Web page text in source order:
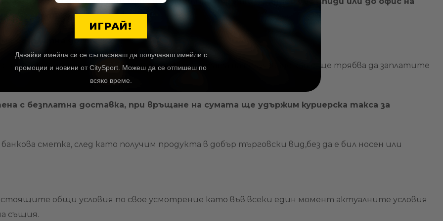
80 евро/156лв.
безплатна доставка.
от вас продукти в 14 дневен срок от датата на получаване като ще трябва да заплатите
с безплатна доставка, при връщане на сумата ще удържим куриерска такса за
сметка, след като получим продукта в добър търговски вид,без да е бил носен или
общи условия по свое усмотрение като във всеки един момент актуалните условия
същия.
ИГРАЙ!
Давайки имейла си се съгласяваш да получаваш имейли с
промоции и новини от CitySport. Можеш да се отпишеш по
всяко време.